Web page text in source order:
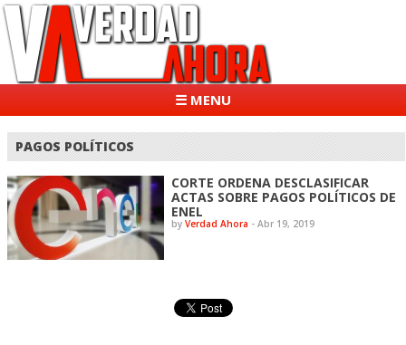
☰ MENU
PAGOS POLÍTICOS
CORTE ORDENA DESCLASIFICAR
ACTAS SOBRE PAGOS POLÍTICOS DE
ENEL
byVerdad Ahora - Abr 19, 2019